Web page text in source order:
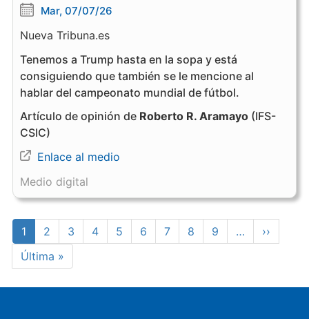
Mar, 07/07/26
Nueva Tribuna.es
Tenemos a Trump hasta en la sopa y está
consiguiendo que también se le mencione al
hablar del campeonato mundial de fútbol.
Artículo de opinión de Roberto R. Aramayo(IFS-
CSIC)
Enlace al medio
Medio digital
Paginación
Página
actual
1 Page
2 Page
3 Page
4 Page
5 Page
6 Page
7 Page
8 Page
9 …
página
››
Última
página
Última »